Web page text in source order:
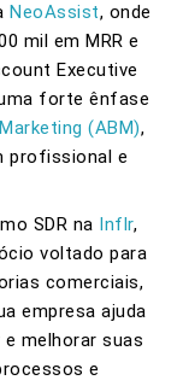
NeoAssist, onde
mil em MRR e
Executive
forte ênfase
(ABM),
profissional e
SDR na Inflr,
voltado para
comerciais,
empresa ajuda
melhorar suas
e